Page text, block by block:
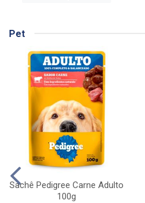
Pet
Sachê Pedigree Carne Adulto
100g